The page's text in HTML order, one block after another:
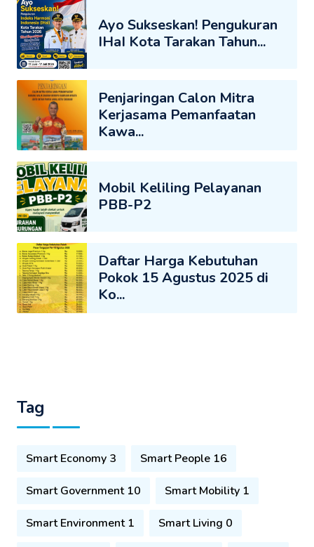
Ayo Sukseskan! Pengukuran
IHaI Kota Tarakan Tahun...
Penjaringan Calon Mitra
Kerjasama Pemanfaatan
Kawa...
Mobil Keliling Pelayanan
PBB-P2
Daftar Harga Kebutuhan
Pokok 15 Agustus 2025 di
Ko...
Tag
Smart Economy 3 Smart People 16
Smart Government 10 Smart Mobility 1
Smart Environment 1 Smart Living 0